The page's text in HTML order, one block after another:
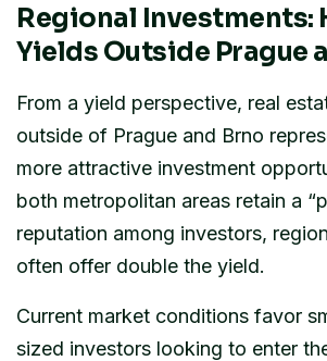
Regional Investments:
Yields Outside Prague
From a yield perspective, real
outside of Prague and Brno
more attractive investment
both metropolitan areas retain a
reputation among investors,
often offer double the yield.
Current market conditions favor
sized investors looking to enter